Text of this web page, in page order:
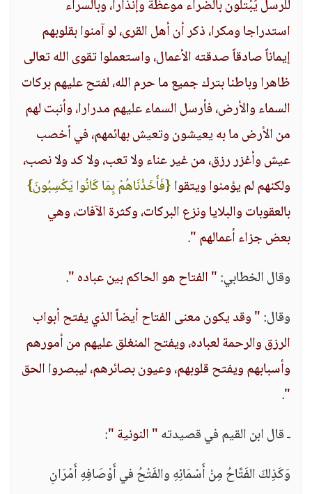
للرسل يُبْتلون بالضراء موعظة وإنذارا، وبالسراء
استدراجا ومكرا، ذكر أن أهل القرى، لو آمنوا بقلوبهم
إيماناً صادقاً صدقته الأعمال، واستعملوا تقوى الله تعالى
ظاهرا وباطنا بترك جميع ما حرم الله، لفتح عليهم بركات
السماء والأرض، فأرسل السماء عليهم مدرارا، وأنبت لهم
من الأرض ما به يعيشون وتعيش بهائمهم، في أخصب
عيش وأغزر رزق، من غير عناء ولا تعب، ولا كد ولا نصب،
ولكنهم لم يؤمنوا ويتقوا{فَأَخَذْنَاهُمْ بِمَا كَانُوا يَكْسِبُونَ}
بالعقوبات والبلايا ونزع البركات، وكثرة الآفات، وهي
بعض جزاء أعمالهم ".
وقال الخطابي:" الفتاح هو الحاكم بين عباده ".
وقال:" وقد يكون معنى الفتاح أيضاً الذي يفتح أبواب
الرزق والرحمة لعباده، ويفتح المنغلق عليهم من أمورهم
وأسبابهم ويفتح قلوبهم، وعيون بصائرهم، ليبصروا الحق
"
.
ـ قال ابن القيم في قصيدته" النونية ":
وَكَذِلكَ الفَتَّاحُ مِنْ أَسْمَائِهِ والفَتْحُ في أَوْصَافِهِ أَمْرَانِ